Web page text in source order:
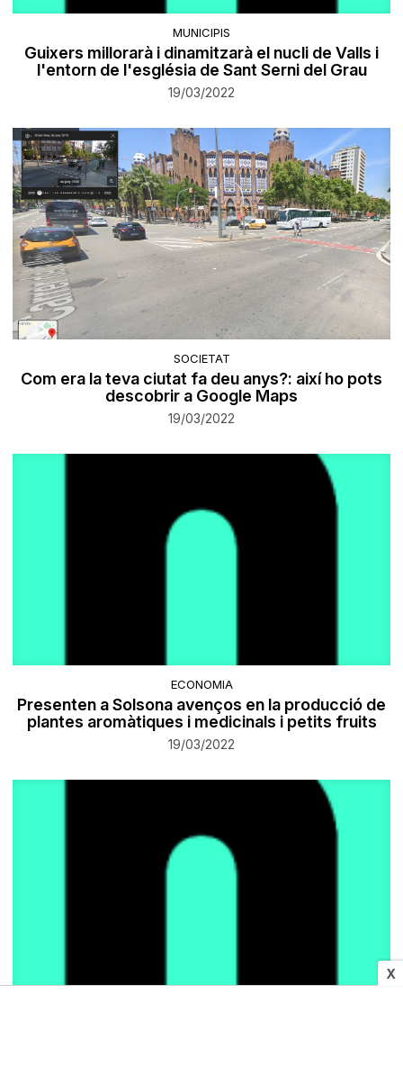
X
MUNICIPIS
Guixers millorarà i dinamitzarà el nucli de Valls i
l'entorn de l'església de Sant Serni del Grau
19/03/2022
SOCIETAT
Com era la teva ciutat fa deu anys?: així ho pots
descobrir a Google Maps
19/03/2022
ECONOMIA
Presenten a Solsona avenços en la producció de
plantes aromàtiques i medicinals i petits fruits
19/03/2022